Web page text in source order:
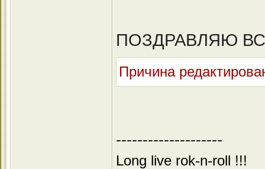
ПОЗДРАВЛЯЮ
Причина
--------------------
Long live rok-n-roll !!!